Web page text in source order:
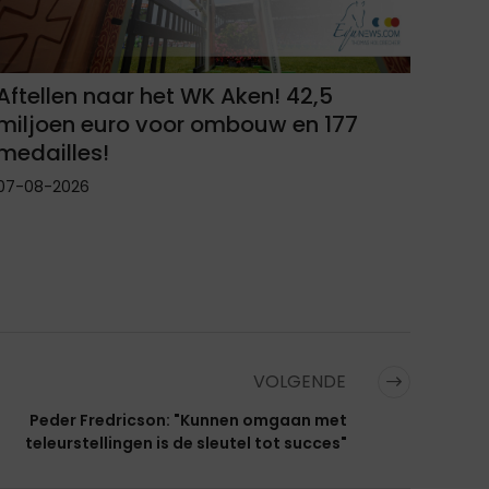
naar het WK Aken! 42,5
euro voor ombouw en 177
08-2026
VOLGENDE
Peder Fredricson: "Kunnen omgaan met
teleurstellingen is de sleutel tot succes"